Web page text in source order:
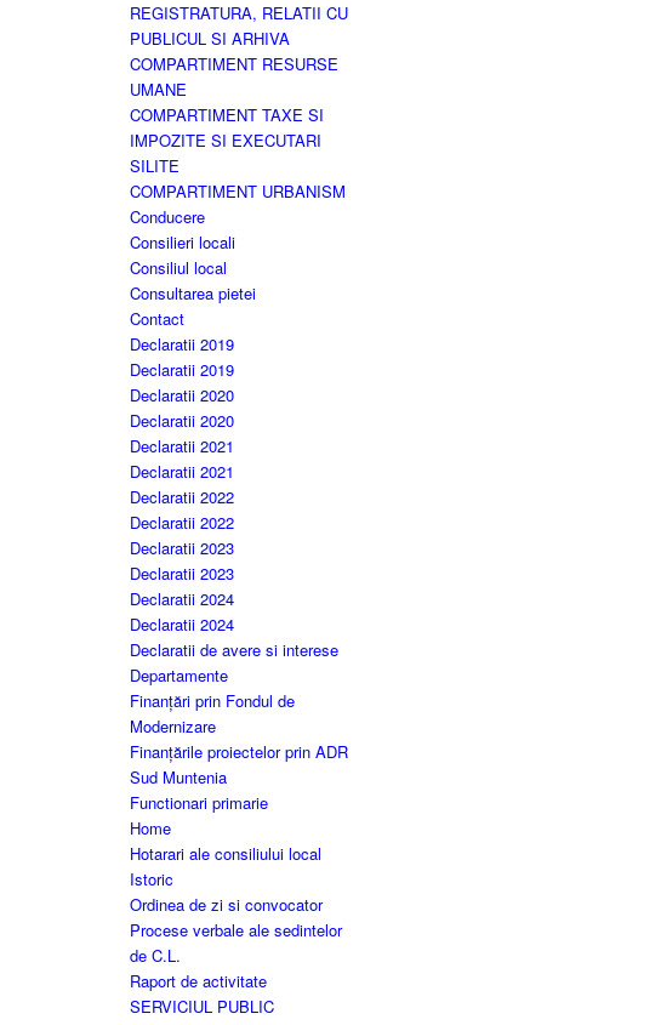
REGISTRATURA, RELATII CU
PUBLICUL SI ARHIVA
COMPARTIMENT RESURSE
UMANE
COMPARTIMENT TAXE SI
IMPOZITE SI EXECUTARI
SILITE
COMPARTIMENT URBANISM
Conducere
Consilieri locali
Consiliul local
Consultarea pietei
Contact
Declaratii 2019
Declaratii 2019
Declaratii 2020
Declaratii 2020
Declaratii 2021
Declaratii 2021
Declaratii 2022
Declaratii 2022
Declaratii 2023
Declaratii 2023
Declaratii 2024
Declaratii 2024
Declaratii de avere si interese
Departamente
Finanțări prin Fondul de
Modernizare
Finanțările proiectelor prin ADR
Sud Muntenia
Functionari primarie
Home
Hotarari ale consiliului local
Istoric
Ordinea de zi si convocator
Procese verbale ale sedintelor
de C.L.
Raport de activitate
SERVICIUL PUBLIC